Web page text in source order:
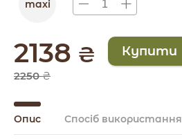
maxi
2138 ₴
2250₴
Опис Спосіб використання